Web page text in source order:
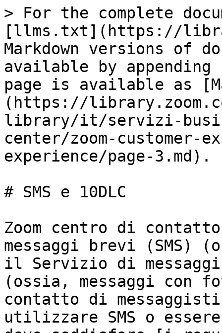
> For the complete
[llms.txt](https://
Markdown versions of
available by
page is available as
(https://
library/it/servizi-
center/zoom-customer-
experience/page-3.md).
# SMS e 10DLC
Zoom centro di
messaggi brevi (SMS)
il Servizio di
(ossia, messaggi con
contatto di
utilizzare SMS o